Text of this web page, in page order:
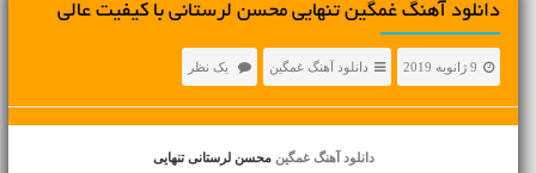
دانلود آهنگ غمگین تنهایی محسن لرستانی با کیفیت عالی
9 ژانویه 2019 دانلود آهنگ غمگین یک نظر
دانلود آهنگ غمگین محسن لرستانی تنهایی